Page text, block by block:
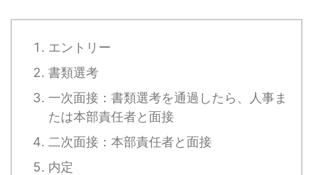
エントリー
書類選考
一次面接：書類選考を通過したら、人事ま
たは本部責任者と面接
二次面接：本部責任者と面接
内定